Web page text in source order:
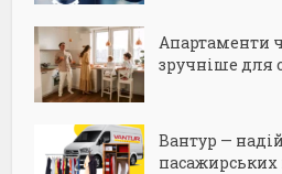
Апартаменти
зручніше для
Вантур —
пасажирських